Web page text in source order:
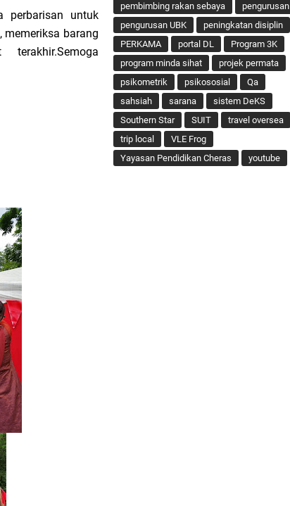
perbarisan untuk
memeriksa barang
pembimbing rakan sebaya
pengurusan
pengurusan UBK
peningkatan disiplin
PERKAMA
portal DL
Program 3K
program minda sihat
projek permata
psikometrik
psikososial
Qa
sahsiah
sarana
sistem DeKS
Southern Star
SUIT
travel oversea
trip local
VLE Frog
Yayasan Pendidikan Cheras
youtube